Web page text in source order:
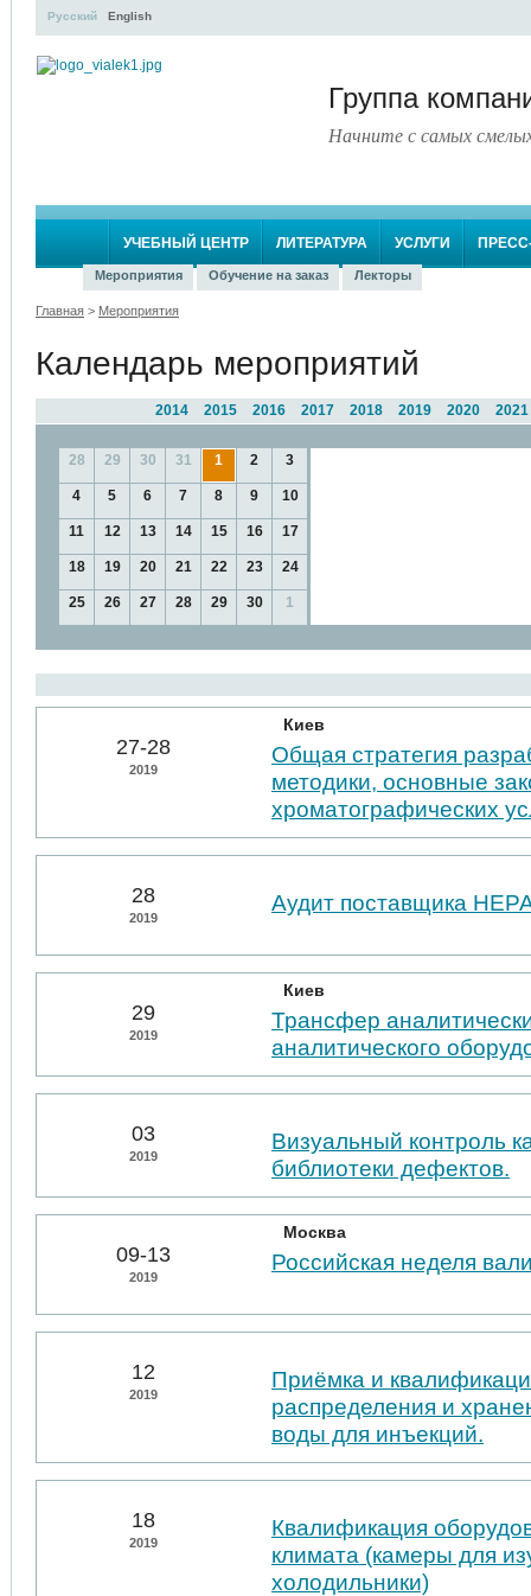
Группа
Начните с самых
Русский English
УЧЕБНЫЙ ЦЕНТР ЛИТЕРАТУРА УСЛУГИ
Мероприятия Обучение на заказ Лекторы
Главная > Мероприятия
Календарь мероприятий
2021
2020
2019
2018
2017
2016
2015
2014
28 29 30 31 1 2 3
4 5 6 7 8 9 10
11 12 13 14 15 16 17
18 19 20 21 22 23 24
25 26 27 28 29 30 1
27-28
2019
Киев
Общая стратегия
методики, основные
хроматографических
28
2019
Аудит поставщика
29
2019
Киев
Трансфер
аналитического
03
2019
Визуальный контроль
библиотеки дефектов.
09-13
2019
Москва
Российская неделя
12
2019
Приёмка и
распределения и
воды для инъекций.
18
2019
Квалификация
климата (камеры для
холодильники)